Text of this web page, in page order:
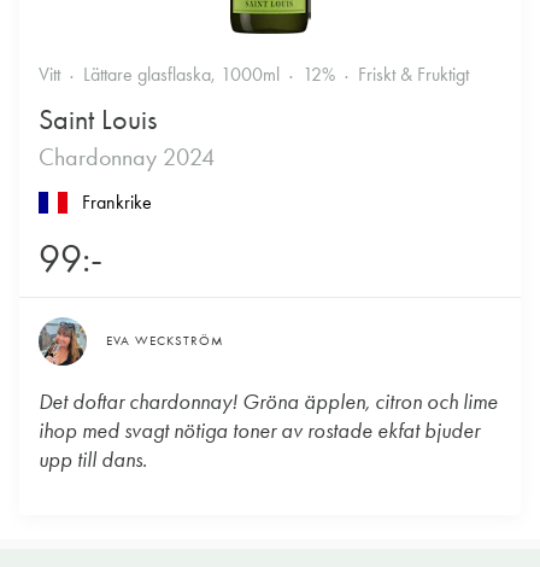
Vitt Lättare glasflaska, 1000ml 12% Friskt & Fruktigt
Saint Louis
Chardonnay 2024
Frankrike
99:-
EVA WECKSTRÖM
Det doftar chardonnay! Gröna äpplen, citron och lime
ihop med svagt nötiga toner av rostade ekfat bjuder
upp till dans.